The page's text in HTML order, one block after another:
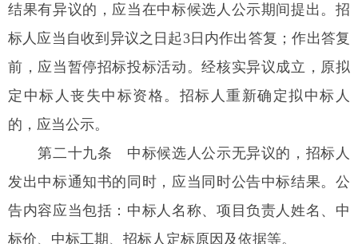
结果有异议的，应当在中标候选人公示期间提出。招
标人应当自收到异议之日起3日内作出答复；作出答复
前，应当暂停招标投标活动。经核实异议成立，原拟
定中标人丧失中标资格。招标人重新确定拟中标人
的，应当公示。
第二十九条 中标候选人公示无异议的，招标人
发出中标通知书的同时，应当同时公告中标结果。公
告内容应当包括：中标人名称、项目负责人姓名、中
标价、中标工期、招标人定标原因及依据等。